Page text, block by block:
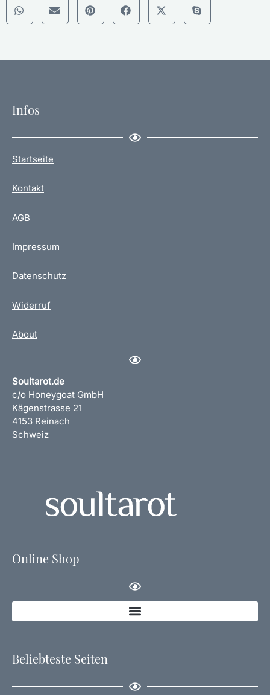
Infos
Startseite
Kontakt
AGB
Impressum
Datenschutz
Widerruf
About
Soultarot.de
c/o Honeygoat GmbH
Kägenstrasse 21
4153 Reinach
Schweiz
Online Shop
Beliebteste Seiten